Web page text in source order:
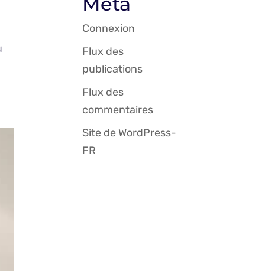
Connexion
Flux des
publications
Flux des
commentaires
Site de WordPress-
FR